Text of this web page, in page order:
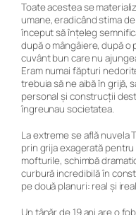
Toate acestea se
umane, eradicând stima
început să înțeleg
după o mângâiere, după
cuvânt bun care nu
Eram numai făpturi
trebuia să ne aibă în grijă,
personal și construcții
îngreunau societatea.
La extreme se află nuvela
prin grija exagerată
mofturile, schimbă
curbură incredibilă în
pe două planuri: real și